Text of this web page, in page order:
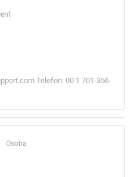
Telefon: 00 1 701-356-
Osoba